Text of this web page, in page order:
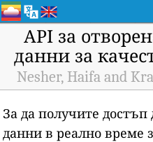
API за
данни за
Nesher, Haifa and
За да получите достъп
данни в реално време